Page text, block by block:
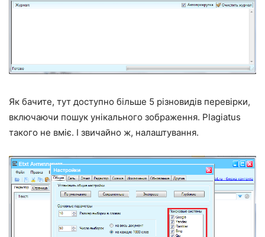
Як бачите, тут доступно більше 5 різновидів перевірки,
включаючи пошук унікального зображення. Plagiatus
такого не вміє. І звичайно ж, налаштування.